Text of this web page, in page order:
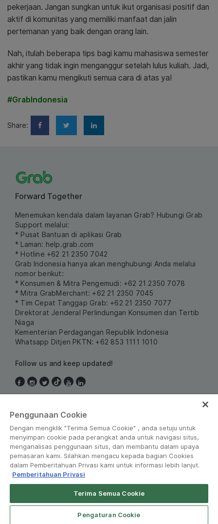
pekerjaan. Jangan sungkan untuk ikut organisasi positif dan
aktif di komunitas yang memiliki manfaat dan jalin
pertemanan yang baik dengan orang lain.
Nah, itulah beberapa tips bagi kamu mahasiswa semester
akhir yang tidak ingin menganggur setelah lulus kuliah. Jadi,
pastikan kamu mengikuti semua cara di atas ya!
#GrabIndonesia
Share:
Forward Together
Menemukan kendala dalam layanan Grab? Hubungi Grab
Support melalui:
* Pusat Bantuan di aplikasi Grab
* Laman: help.grab.com
* Hotline +62 21 2350 7042
Grab Indonesia hanya akan menghubungi Anda melalui
nomor berikut:
* Konsumen & Mitra Pengemudi: +62 21 2350 7078
* Mitra GrabMerchant: +62 21 2350 7045
* Tim Cepat Tanggap Grab: +62 21 2350 7077
Direktorat Jenderal Perlindungan Konsumen dan Tertib
Niaga
Kementerian Perdagangan Republik Indonesia
Whatsapp Ditjen PKTN: +62 853 1111 1010
Follow us and keep updated!
© Grab 2010 - 2026
Grab Driver for Android Open App
Penggunaan Cookie
Dengan mengklik "Terima Semua Cookie" , anda setuju untuk
menyimpan cookie pada perangkat anda untuk navigasi situs,
menganalisas penggunaan situs, dan membantu dalam upaya
pemasaran kami. Silahkan mengacu kepada bagian Cookies
dalam Pemberitahuan Privasi kami untuk informasi lebih lanjut.
Pemberitahuan Privasi
Terima Semua Cookie
Pengaturan Cookie